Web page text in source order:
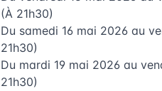
(À 21h30)
Du samedi 16 mai 2026au
21h30)
Du mardi 19 mai 2026au
21h30)